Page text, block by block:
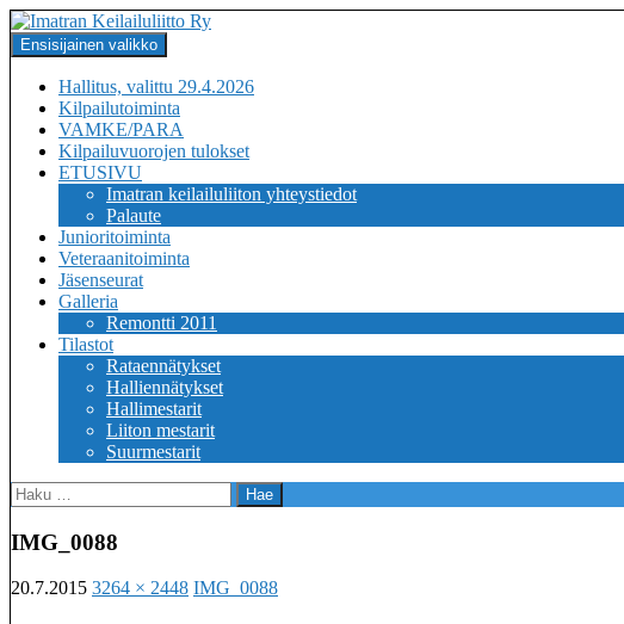
Siirry
sisältöön
Imatran Keilailuliitto Ry
Haku
Ensisijainen valikko
Hallitus, valittu 29.4.2026
Kilpailutoiminta
VAMKE/PARA
Kilpailuvuorojen tulokset
ETUSIVU
Imatran keilailuliiton yhteystiedot
Palaute
Junioritoiminta
Veteraanitoiminta
Jäsenseurat
Galleria
Remontti 2011
Tilastot
Rataennätykset
Halliennätykset
Hallimestarit
Liiton mestarit
Suurmestarit
Haku:
IMG_0088
20.7.2015 3264 × 2448 IMG_0088